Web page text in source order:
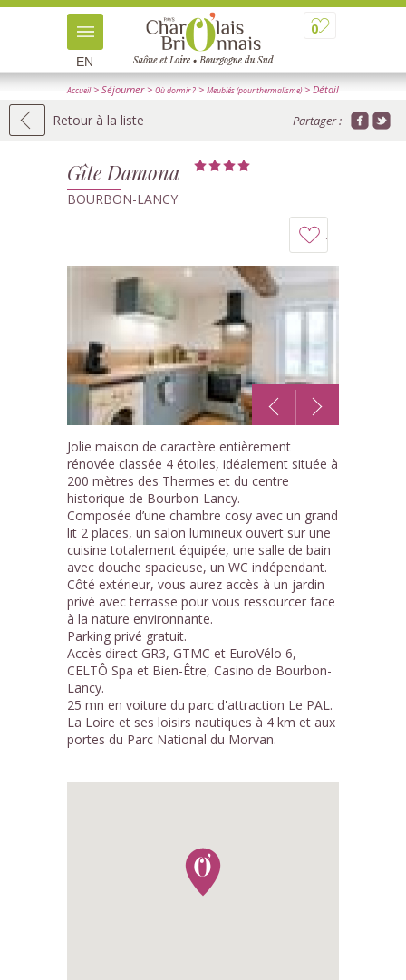
0
EN
Accueil> Séjourner> Où dormir ? > Meublés (pour thermalisme)> Détail
Retour à la liste Partager :
Gîte Damona
BOURBON-LANCY
à
mon
1 /6
Jolie maison de caractère entièrement
rénovée classée 4 étoiles, idéalement située à
200 mètres des Thermes et du centre
historique de Bourbon-Lancy.
Composée d’une chambre cosy avec un grand
lit 2 places, un salon lumineux ouvert sur une
cuisine totalement équipée, une salle de bain
avec douche spacieuse, un WC indépendant.
Côté extérieur, vous aurez accès à un jardin
privé avec terrasse pour vous ressourcer face
à la nature environnante.
Parking privé gratuit.
Accès direct GR3, GTMC et EuroVélo 6,
CELTÔ Spa et Bien-Être, Casino de Bourbon-
Lancy.
25 mn en voiture du parc d'attraction Le PAL.
La Loire et ses loisirs nautiques à 4 km et aux
portes du Parc National du Morvan.